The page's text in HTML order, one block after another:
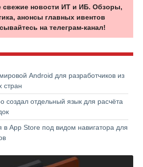
новости ИТ и ИБ. Обзоры,
анонсы главных ивентов
на телеграм-канал!
Android для разработчиков из
стран
создал отдельный язык для расчёта
в App Store под видом навигатора для